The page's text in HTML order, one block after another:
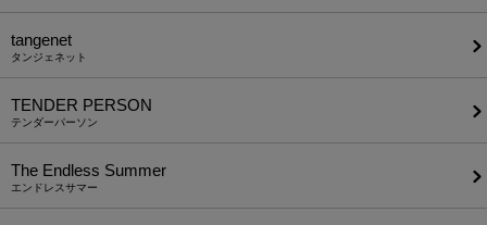
tangenet
タンジェネット
TENDER PERSON
テンダーパーソン
The Endless Summer
エンドレスサマー